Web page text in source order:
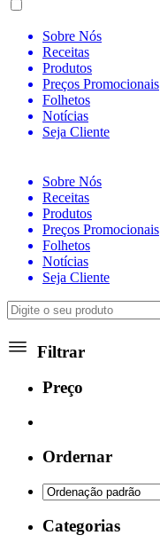
Sobre Nós
Receitas
Produtos
Preços Promocionais
Folhetos
Notícias
Seja Cliente
Sobre Nós
Receitas
Produtos
Preços Promocionais
Folhetos
Notícias
Seja Cliente
Filtrar
Preço
Ordernar
Categorias